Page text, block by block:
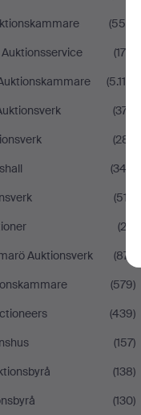
(559)
(179)
(5.119)
(377)
(281)
(343)
(517)
(23)
Auktionsverk
(871)
(579)
(439)
(157)
(138)
(130)